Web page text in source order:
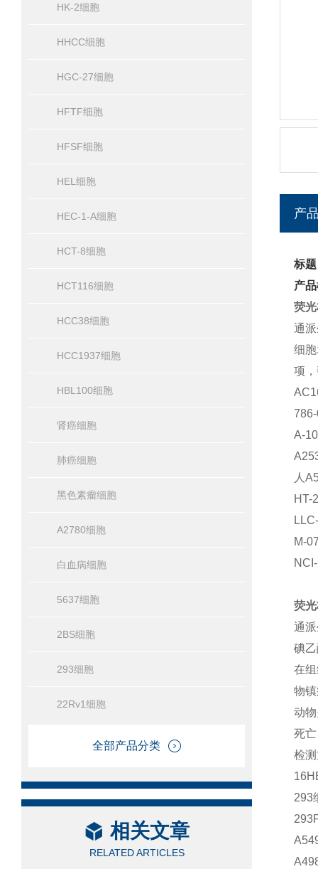
HK-2细胞
HHCC细胞
HGC-27细胞
HFTF细胞
HFSF细胞
HEL细胞
HEC-1-A细胞
HCT-8细胞
HCT116细胞
HCC38细胞
HCC1937细胞
HBL100细胞
肾癌细胞
肺癌细胞
黑色素瘤细胞
A2780细胞
白血病细胞
5637细胞
2BS细胞
293细胞
22Rv1细胞
全部产品分类
相关文章
RELATED ARTICLES
产
标
产
荧
通
细
项
A-
人
HT-
M-
荧
通
碘
在
物
动
死
检
293